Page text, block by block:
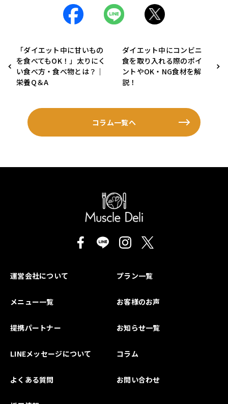
「ダイエット中に甘いもの
を食べてもOK！」太りにく
い食べ方・食べ物とは？｜
栄養Q＆A
ダイエット中にコンビニ
食を取り入れる際のポイ
ントやOK・NG食材を解
説！
コラム一覧へ
運営会社について プラン一覧
メニュー一覧 お客様のお声
提携パートナー お知らせ一覧
LINEメッセージについて コラム
よくある質問 お問い合わせ